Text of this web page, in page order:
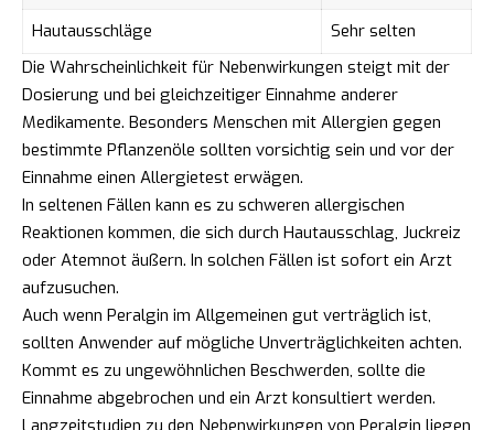
Hautausschläge
Sehr selten
Die Wahrscheinlichkeit für Nebenwirkungen steigt mit der
Dosierung und bei gleichzeitiger Einnahme anderer
Medikamente. Besonders Menschen mit Allergien gegen
bestimmte Pflanzenöle sollten vorsichtig sein und vor der
Einnahme einen Allergietest erwägen.
In seltenen Fällen kann es zu schweren allergischen
Reaktionen kommen, die sich durch Hautausschlag, Juckreiz
oder Atemnot äußern. In solchen Fällen ist sofort ein Arzt
aufzusuchen.
Auch wenn Peralgin im Allgemeinen gut verträglich ist,
sollten Anwender auf mögliche Unverträglichkeiten achten.
Kommt es zu ungewöhnlichen Beschwerden, sollte die
Einnahme abgebrochen und ein Arzt konsultiert werden.